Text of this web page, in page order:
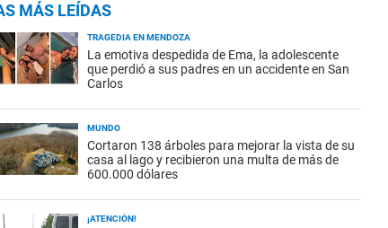
MÁS LEÍDAS
TRAGEDIA EN MENDOZA
La emotiva despedida de Ema, la adolescente
que perdió a sus padres en un accidente en San
Carlos
MUNDO
Cortaron 138 árboles para mejorar la vista de su
casa al lago y recibieron una multa de más de
600.000 dólares
¡ATENCIÓN!